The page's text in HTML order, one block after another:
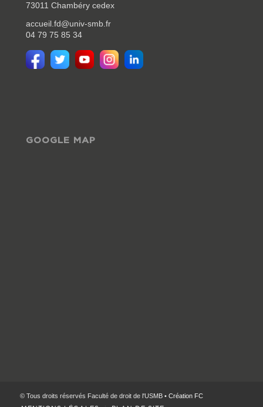
73011 Chambéry cedex
accueil.fd@univ-smb.fr
04 79 75 85 34
GOOGLE MAP
© Tous droits réservés Faculté de droit de l'USMB • Création FC